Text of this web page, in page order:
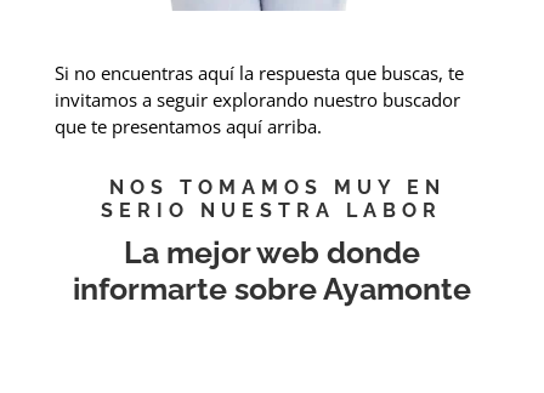
Si no encuentras aquí la respuesta que buscas, te
invitamos a seguir explorando nuestro buscador
que te presentamos aquí arriba.
NOS TOMAMOS MUY EN
SERIO NUESTRA LABOR
La mejor web donde
informarte sobre Ayamonte